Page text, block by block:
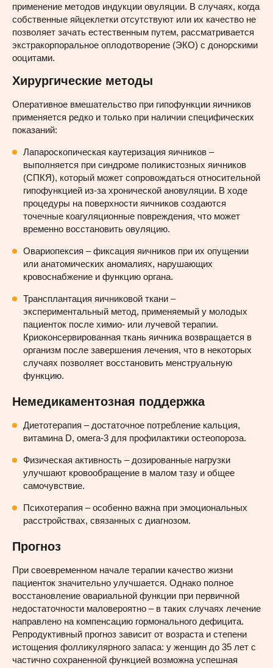
применение методов индукции овуляции. В случаях, когда
собственные яйцеклетки отсутствуют или их качество не
позволяет зачать естественным путем, рассматривается
экстракорпоральное оплодотворение (ЭКО) с донорскими
ооцитами.
Хирургические методы
Оперативное вмешательство при гипофункции яичников
применяется редко и только при наличии специфических
показаний:
Лапароскопическая каутеризация яичников –
выполняется при синдроме поликистозных яичников
(СПКЯ), который может сопровождаться относительной
гипофункцией из-за хронической ановуляции. В ходе
процедуры на поверхности яичников создаются
точечные коагуляционные повреждения, что может
временно восстановить овуляцию.
Овариопексия – фиксация яичников при их опущении
или анатомических аномалиях, нарушающих
кровоснабжение и функцию органа.
Трансплантация яичниковой ткани –
экспериментальный метод, применяемый у молодых
пациенток после химио- или лучевой терапии.
Криоконсервированная ткань яичника возвращается в
организм после завершения лечения, что в некоторых
случаях позволяет восстановить менструальную
функцию.
Немедикаментозная поддержка
Диетотерапия – достаточное потребление кальция,
витамина D, омега-3 для профилактики остеопороза.
Физическая активность – дозированные нагрузки
улучшают кровообращение в малом тазу и общее
самочувствие.
Психотерапия – особенно важна при эмоциональных
расстройствах, связанных с диагнозом.
Прогноз
При своевременном начале терапии качество жизни
пациенток значительно улучшается. Однако полное
восстановление овариальной функции при первичной
недостаточности маловероятно – в таких случаях лечение
направлено на компенсацию гормонального дефицита.
Репродуктивный прогноз зависит от возраста и степени
истощения фолликулярного запаса: у женщин до 35 лет с
частично сохраненной функцией возможна успешная